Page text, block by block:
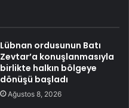
Lübnan ordusunun Batı
Zevtar’a konuşlanmasıyla
birlikte halkın bölgeye
dönüşü başladı
Ağustos 8, 2026